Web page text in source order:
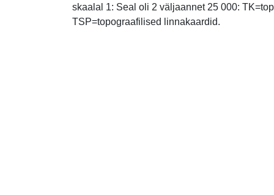
skaalal 1: Seal oli 2 väljaannet 25 000:
TSP=topograafilised linnakaardid.